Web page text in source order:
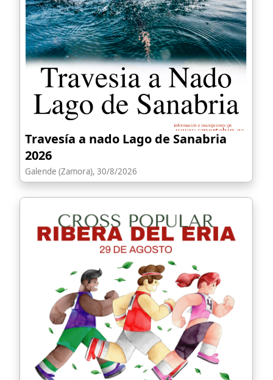
Travesía a nado Lago de Sanabria
2026
Galende (Zamora), 30/8/2026